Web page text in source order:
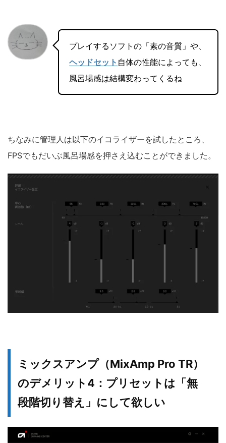
プレイするソフトの「素の音質」や、
ヘッドセット 自体の性能によっても、
風呂場感は結構変わってくるね
ちなみに管理人は以下のイコライザーを試したところ、
FPSでもだいぶ風呂場感を押さえ込むことができました。
ミックスアンプ（MixAmp Pro TR）
のデメリット4：プリセットは「無
段階切り替え」にして欲しい